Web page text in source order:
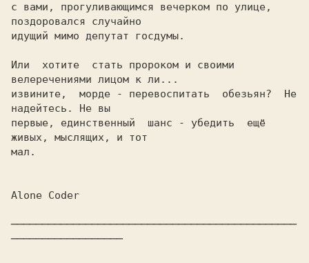
с вами, прогуливающимся вечерком по улице,
поздоровался случайно
идущий мимо депутат госдумы.
Или  хотите  стать пророком и своими
велеречениями лицом к ли...
извините,  морде - перевоспитать  обезьян?  Не
надейтесь. Не вы
первые, единственный  шанс - убедить  ещё
живых, мыслящих, и тот
мал.
Alone Coder
──────────────────────────────────────────────
──────────────────